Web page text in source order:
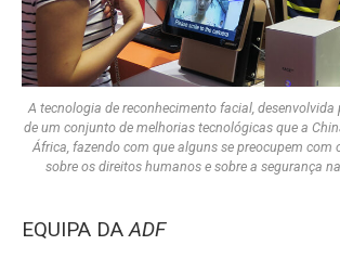
A tecnologia de reconhecimento facial, desenvolvida
de um conjunto de melhorias tecnológicas que a
África, fazendo com que alguns se preocupem com
sobre os direitos humanos e sobre a segurança
EQUIPA DAADF